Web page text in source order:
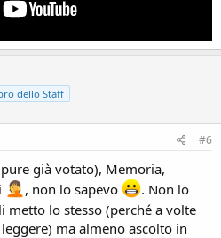
dello Staff
#6
già votato), Memoria,
, non lo sapevo
. Non lo
metto lo stesso (perché a volte
ma almeno ascolto in